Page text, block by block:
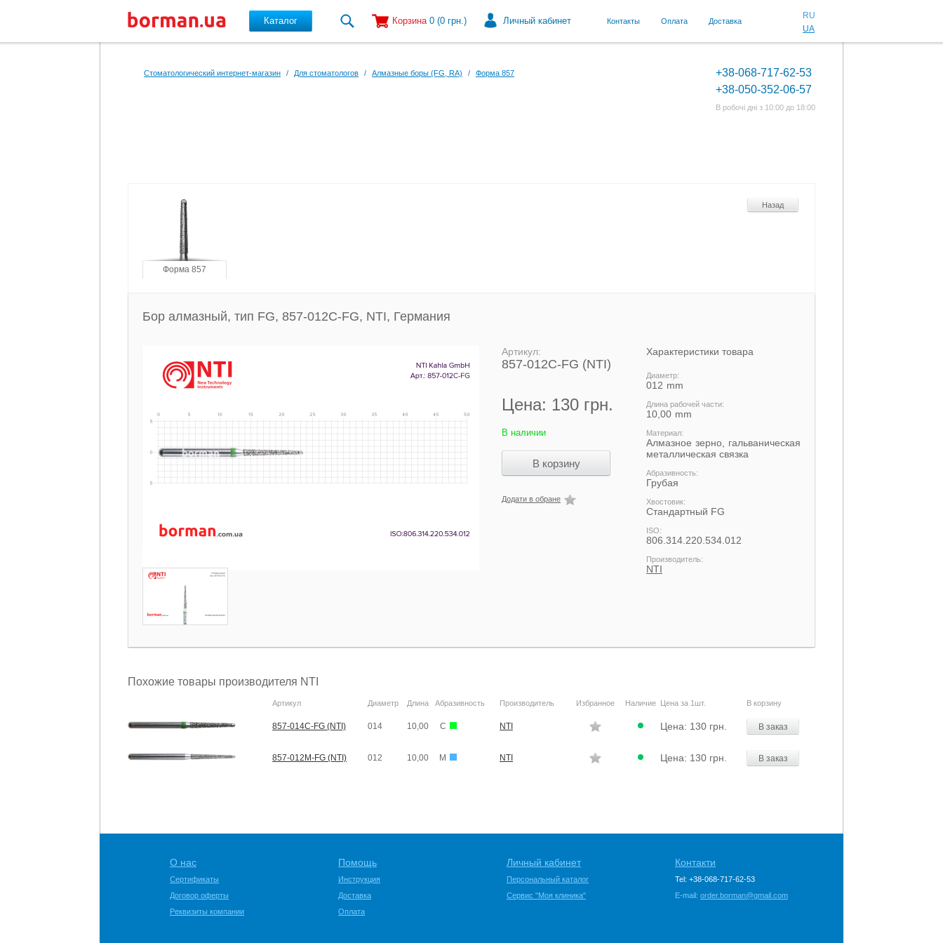
Каталог Корзина 0 (0 грн.) Личный кабинет Контакты Оплата Доставка
RU
UA
Стоматологический интернет-магазин / Для стоматологов / Алмазные боры (FG, RA) / Форма 857
+38-068-717-62-53
+38-050-352-06-57
В робочі дні з 10:00 до 18:00
Форма 857
Назад
Бор алмазный, тип FG, 857-012C-FG, NTI, Германия
Артикул:
857-012C-FG (NTI)
Цена: 130 грн.
В наличии
Додати в обране
Характеристики товара
Диаметр:
012
Длина рабочей части:
10,00
Материал:
Алмазное зерно, гальваническая
металлическая связка
Абразивность:
Грубая
Хвостовик:
Cтандартный FG
ISO:
806.314.220.534.012
Производитель:
NTI
Похожие товары производителя NTI
Артикул Диаметр Длина Абразивность Производитель Избранное Наличие Цена за 1шт. В корзину
857-014C-FG (NTI) 014 10,00 C NTI Цена: 130 грн. В заказ
857-012M-FG (NTI) 012 10,00 M NTI Цена: 130 грн. В заказ
О нас
Сертификаты
Договор оферты
Реквизиты компании
Помощь
Инструкция
Доставка
Оплата
Личный кабинет
Персональный каталог
Сервис "Моя клиника"
Контакти
Tel: +38-068-717-62-53
E-mail: order.borman@gmail.com